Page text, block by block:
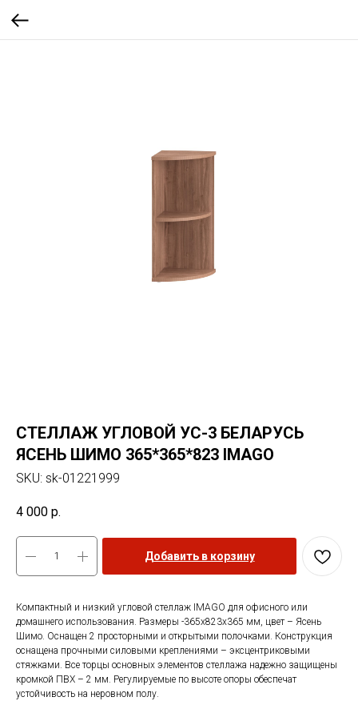
СТЕЛЛАЖ УГЛОВОЙ УС-3 БЕЛАРУСЬ
ЯСЕНЬ ШИМО 365*365*823 IMAGO
SKU: sk-01221999
4 000 р.
Добавить в корзину
Компактный и низкий угловой стеллаж IMAGO для офисного или
домашнего использования. Размеры -365х823х365 мм, цвет – Ясень
Шимо. Оснащен 2 просторными и открытыми полочками. Конструкция
оснащена прочными силовыми креплениями – эксцентриковыми
стяжками. Все торцы основных элементов стеллажа надежно защищены
кромкой ПВХ – 2 мм. Регулируемые по высоте опоры обеспечат
устойчивость на неровном полу.